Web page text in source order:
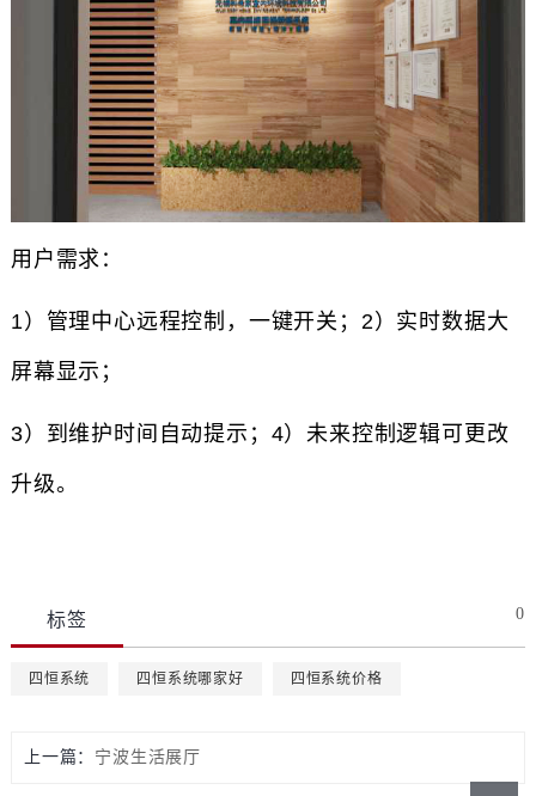
用户需求：
1）管理中心远程控制，一键开关；2）实时数据大
屏幕显示；
3）到维护时间自动提示；4）未来控制逻辑可更改
升级。
标签 0
四恒系统 四恒系统哪家好 四恒系统价格
上一篇： 宁波生活展厅